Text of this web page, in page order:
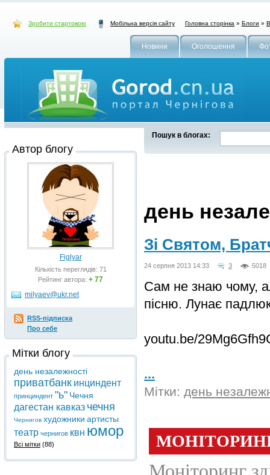
Зробити стартовою Мобільна версія сайту Головна сторінка » Блоги »
Новини Оголошення
Пошук в блогах:
день
Зі Святом,
24 серпня 2013 14:33 3 5018
Сам не знаю чому,
пісню. Лунає
youtu.be/
...
Мітки: день
Автор блогу
Figlyar
Кількість переглядів: 71
Рейтинг автора: + 77
milyaev@ukr.net
RSS-підписка
Про себе
Мітки блогу
день незалежності
приватбанк инциндент
принциндент "ь" Чечня
дагестан кавказ чечня
Чернигов художники артисты
театр чернигов квн юмор
Всі мітки (88)